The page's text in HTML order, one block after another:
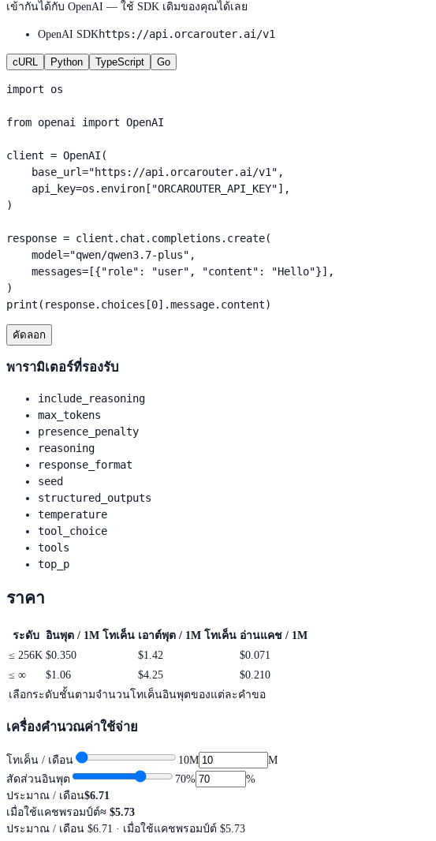
เข้ากันได้กับ OpenAI — ใช้ SDK เดิมของคุณได้เลย
OpenAI SDKhttps://api.orcarouter.ai/v1
cURL Python TypeScript Go
import os
from openai import OpenAI
client = OpenAI(
    base_url="https://api.orcarouter.ai/v1",
    api_key=os.environ["ORCAROUTER_API_KEY"],
)
response = client.chat.completions.create(
    model="qwen/qwen3.7-plus",
    messages=[{"role": "user", "content": "Hello"}],
)
print(response.choices[0].message.content)
คัดลอก
พารามิเตอร์ที่รองรับ
include_reasoning
max_tokens
presence_penalty
reasoning
response_format
seed
structured_outputs
temperature
tool_choice
tools
top_p
ราคา
ระดับ อินพุต / 1M โทเค็น เอาต์พุต / 1M โทเค็น อ่านแคช / 1M
≤ 256K $0.350 $1.42
$0.071
≤ ∞ $1.06 $4.25
$0.210
เลือกระดับชั้นตามจำนวนโทเค็นอินพุตของแต่ละคำขอ
เครื่องคำนวณค่าใช้จ่าย
โทเค็น / เดือน 10M
M
สัดส่วนอินพุต
70%
%
ประมาณ / เดือน$6.71
เมื่อใช้แคชพรอมป์ต์≈ $5.73
ประมาณ / เดือน $6.71 · เมื่อใช้แคชพรอมป์ต์ $5.73